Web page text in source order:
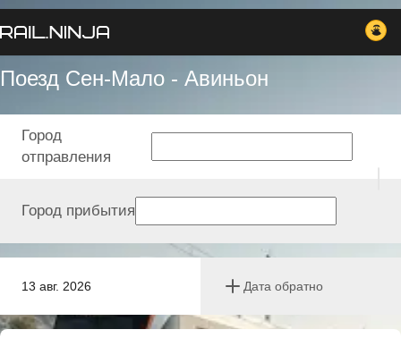
Поезд Сен-Мало - Авиньон
13 авг. 2026 Дата обратно
Город
отправления
Город прибытия